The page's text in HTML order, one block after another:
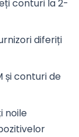
conturi la 2-
diferiți
și conturi de
noile